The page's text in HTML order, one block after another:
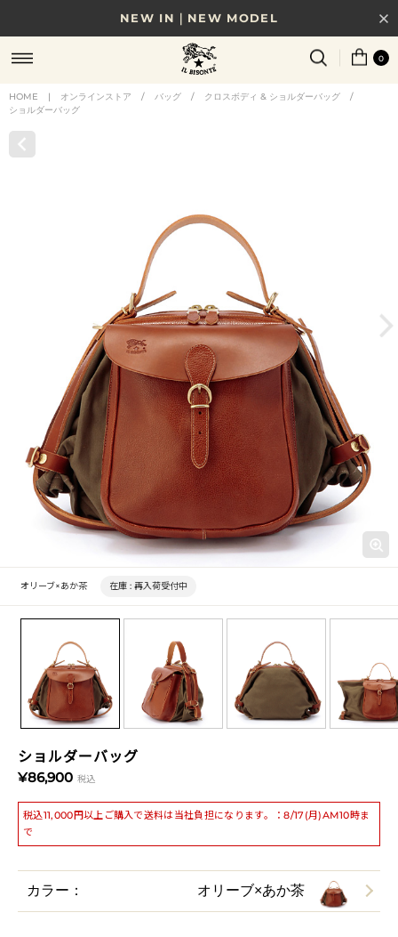
NEW IN｜NEW MODEL
8/17(月)10時まで｜税込11,000円以上で送料無料
贈る相手やシーンから選べる、新しいギフトガイド
0
HOME | オンラインストア / バッグ / クロスボディ & ショルダーバッグ
/
ショルダーバッグ
ショルダーバッグ
¥86,900 税込
税込11,000円以上ご購入で送料は当社負担になります。：8/17(月)AM10時ま
で
オリーブ×あか茶 在庫 : 再入荷受付中
カラー： オリーブ×あか茶